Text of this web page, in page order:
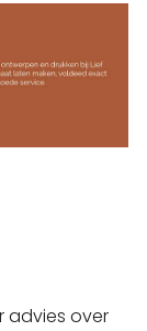
advies over